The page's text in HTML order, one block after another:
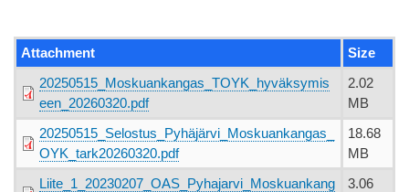
Attachment Size
20250515_Moskuankangas_TOYK_hyväksymis
een_20260320.pdf
2.02
MB
20250515_Selostus_Pyhäjärvi_Moskuankangas_
OYK_tark20260320.pdf
18.68
MB
Liite_1_20230207_OAS_Pyhajarvi_Moskuankang
3.06